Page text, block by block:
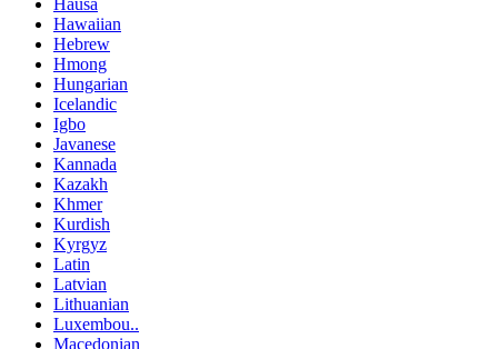
Hawaiian
Hebrew
Hmong
Hungarian
Icelandic
Igbo
Javanese
Kannada
Kazakh
Khmer
Kurdish
Kyrgyz
Latin
Latvian
Lithuanian
Luxembou..
Macedonian